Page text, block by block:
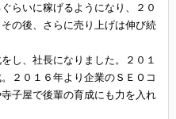
らいに稼げるようになり、２０
の後、さらに売り上げは伸び続
し、社長になりました。２０１
２０１６年より企業のＳＥＯコ
子屋で後輩の育成にも力を入れ